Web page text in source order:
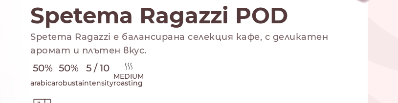
Spetema Ragazzi POD
Spetema Ragazzi е балансирана селекция кафе, с деликатен
аромат и плътен вкус.
50%
arabica
50%
robusta
5 / 10
intensity
MEDIUM
roasting